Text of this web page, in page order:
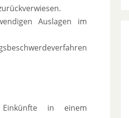
Auslagen im
in einem